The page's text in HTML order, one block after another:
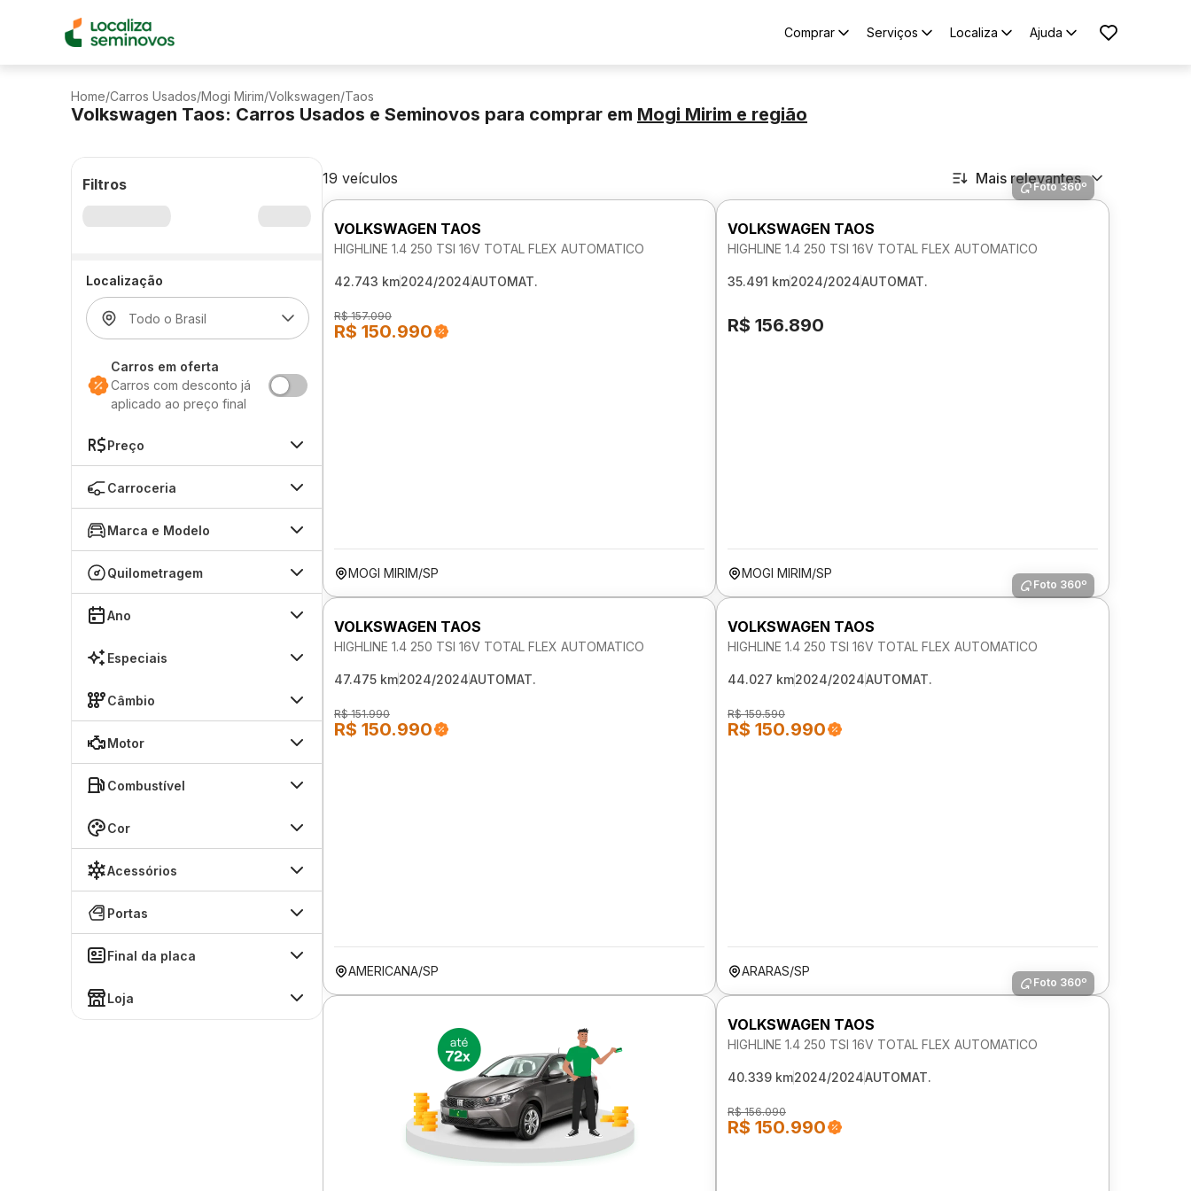
Comprar Serviços Localiza Ajuda
Home/Carros Usados/Mogi Mirim/Volkswagen/Taos
Volkswagen Taos: Carros Usados e Seminovos para comprar em Mogi Mirim e região
Filtros
Localização
Carros em oferta
Carros com desconto já
aplicado ao preço final
Preço
Carroceria
Marca e Modelo
Quilometragem
Ano
Especiais
Câmbio
Motor
Combustível
Cor
Acessórios
Portas
Final da placa
Loja
19 veículos Mais relevantes
VOLKSWAGEN TAOS
HIGHLINE 1.4 250 TSI 16V TOTAL FLEX AUTOMATICO
42.743 km2024/2024AUTOMAT.
R$ 157.090
R$ 150.990
MOGI MIRIM/SP
Foto 360º
VOLKSWAGEN TAOS
HIGHLINE 1.4 250 TSI 16V TOTAL FLEX AUTOMATICO
35.491 km2024/2024AUTOMAT.
R$ 156.890
MOGI MIRIM/SP
VOLKSWAGEN TAOS
HIGHLINE 1.4 250 TSI 16V TOTAL FLEX AUTOMATICO
47.475 km2024/2024AUTOMAT.
R$ 151.990
R$ 150.990
AMERICANA/SP
Foto 360º
VOLKSWAGEN TAOS
HIGHLINE 1.4 250 TSI 16V TOTAL FLEX AUTOMATICO
44.027 km2024/2024AUTOMAT.
R$ 159.590
R$ 150.990
ARARAS/SP
Foto 360º
VOLKSWAGEN TAOS
HIGHLINE 1.4 250 TSI 16V TOTAL FLEX AUTOMATICO
40.339 km2024/2024AUTOMAT.
R$ 156.090
R$ 150.990